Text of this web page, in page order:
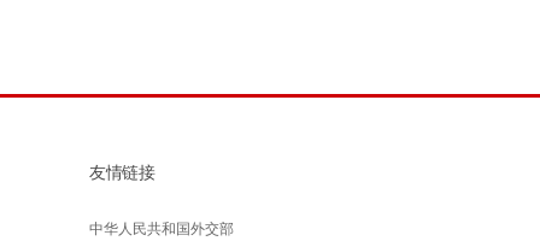
友情链接
中华人民共和国外交部